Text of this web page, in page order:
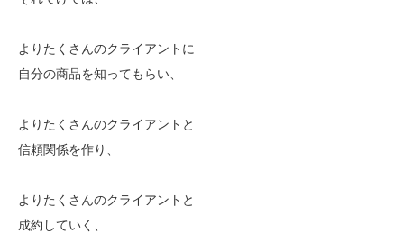
よりたくさんのクライアントに
自分の商品を知ってもらい、
よりたくさんのクライアントと
信頼関係を作り、
よりたくさんのクライアントと
成約していく、